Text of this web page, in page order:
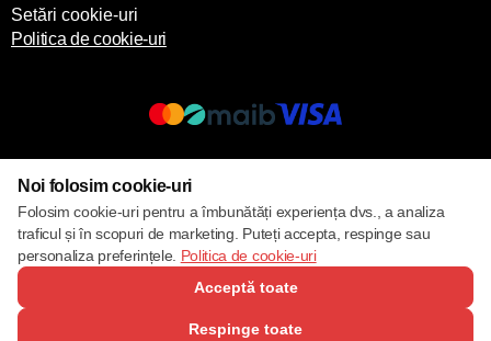
Setări cookie-uri
Politica de cookie-uri
Noi folosim cookie-uri
Folosim cookie-uri pentru a îmbunătăți experiența dvs., a analiza
traficul și în scopuri de marketing. Puteți accepta, respinge sau
personaliza preferințele. Politica de cookie-uri
Acceptă toate
Respinge toate